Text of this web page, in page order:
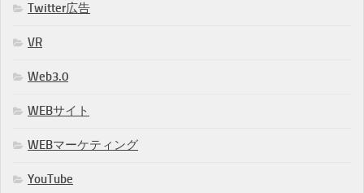
Twitter広告
VR
Web3.0
WEBサイト
WEBマーケティング
YouTube